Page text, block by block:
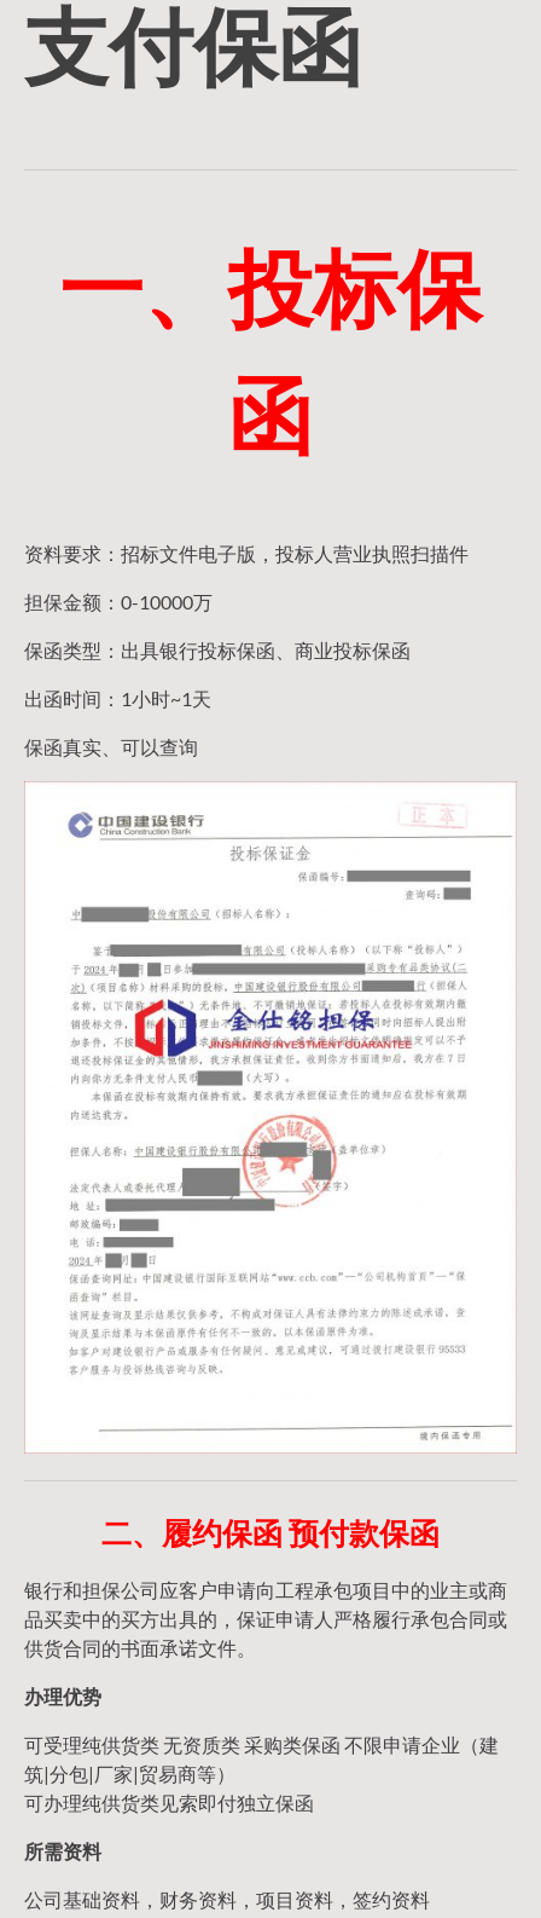
支付保函
一、投标保
函
资料要求：招标文件电子版，投标人营业执照扫描件
担保金额：0-10000万
保函类型：出具银行投标保函、商业投标保函
出函时间：1小时~1天
保函真实、可以查询
二、履约保函 预付款保函
银行和担保公司应客户申请向工程承包项目中的业主或商
品买卖中的买方出具的，保证申请人严格履行承包合同或
供货合同的书面承诺文件。
办理优势
可受理纯供货类 无资质类 采购类保函 不限申请企业（建
筑|分包|厂家|贸易商等）
可办理纯供货类见索即付独立保函
所需资料
公司基础资料，财务资料，项目资料，签约资料